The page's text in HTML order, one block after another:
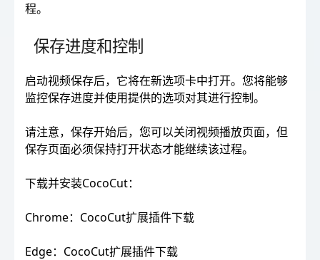
程。
保存进度和控制
启动视频保存后，它将在新选项卡中打开。您将能够
监控保存进度并使用提供的选项对其进行控制。
请注意，保存开始后，您可以关闭视频播放页面，但
保存页面必须保持打开状态才能继续该过程。
下载并安装CocoCut：
Chrome：CocoCut扩展插件下载
Edge：CocoCut扩展插件下载